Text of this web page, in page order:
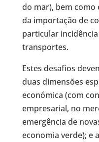
do mar), bem como
da importação de
particular
transportes.
Estes desafios
duas dimensões
económica (com
empresarial, no
emergência de
economia verde); e